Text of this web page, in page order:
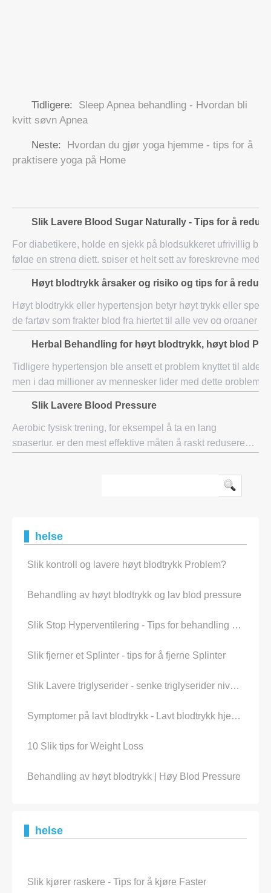
Tidligere:
Sleep Apnea behandling - Hvordan bli
kvitt søvn Apnea
Neste:
Hvordan du gjør yoga hjemme - tips for å
praktisere yoga på Home
Slik Lavere Blood Sugar Naturally - Tips for å
For diabetikere, holde en sjekk på blodsukkeret ufrivillig blir
følge en streng diett, spiser et helt sett av foreskrevne
Høyt blodtrykk årsaker og risiko og tips for å
Høyt blodtrykk eller hypertensjon betyr høyt trykk eller
de fartøy som frakter blod fra hjertet til alle vev og organer i
Herbal Behandling for høyt blodtrykk, høyt blod
Tidligere hypertensjon ble ansett et problem knyttet til
men i dag millioner av mennesker lider med dette
blodtrykk
Slik Lavere Blood Pressure
Aerobic fysisk trening, for eksempel å ta en lang
spasertur, er den mest effektive måten å raskt redusere
helse
Slik kontroll og lavere høyt blodtrykk Problem?
Behandling av høyt blodtrykk og lav blod pressure
Slik Stop Hyperventilering - Tips for behandling Hyperventilation
Slik fjerner et Splinter - tips for å fjerne Splinter
Slik Lavere triglyserider - senke triglyserider nivåer, kosthold for å redusere høyt Triglyceride…
Symptomer på lavt blodtrykk - Lavt blodtrykk hjem rette, naturlig behandling for lavt blod Pressure
10 Slik tips for Weight Loss
Behandling av høyt blodtrykk | Høy Blod Pressure
helse
Slik kjører raskere - Tips for å kjøre Faster